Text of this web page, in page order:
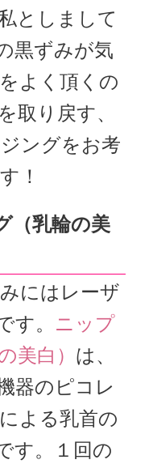
としまして
黒ずみが気
よく頂くの
取り戻す、
ングをお考
！
（乳輪の美
にはレーザ
。 ニップ
美白） は、
器のピコレ
よる乳首の
す。１回の